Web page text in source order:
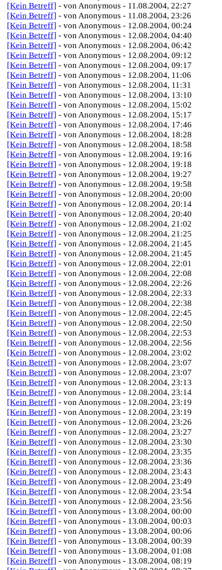
[Kein Betreff] - von Anonymous - 11.08.2004, 22:27
[Kein Betreff] - von Anonymous - 11.08.2004, 23:26
[Kein Betreff] - von Anonymous - 12.08.2004, 00:24
[Kein Betreff] - von Anonymous - 12.08.2004, 04:40
[Kein Betreff] - von Anonymous - 12.08.2004, 06:42
[Kein Betreff] - von Anonymous - 12.08.2004, 09:12
[Kein Betreff] - von Anonymous - 12.08.2004, 09:17
[Kein Betreff] - von Anonymous - 12.08.2004, 11:06
[Kein Betreff] - von Anonymous - 12.08.2004, 11:31
[Kein Betreff] - von Anonymous - 12.08.2004, 13:10
[Kein Betreff] - von Anonymous - 12.08.2004, 15:02
[Kein Betreff] - von Anonymous - 12.08.2004, 15:17
[Kein Betreff] - von Anonymous - 12.08.2004, 17:46
[Kein Betreff] - von Anonymous - 12.08.2004, 18:28
[Kein Betreff] - von Anonymous - 12.08.2004, 18:58
[Kein Betreff] - von Anonymous - 12.08.2004, 19:16
[Kein Betreff] - von Anonymous - 12.08.2004, 19:18
[Kein Betreff] - von Anonymous - 12.08.2004, 19:27
[Kein Betreff] - von Anonymous - 12.08.2004, 19:58
[Kein Betreff] - von Anonymous - 12.08.2004, 20:00
[Kein Betreff] - von Anonymous - 12.08.2004, 20:14
[Kein Betreff] - von Anonymous - 12.08.2004, 20:40
[Kein Betreff] - von Anonymous - 12.08.2004, 21:02
[Kein Betreff] - von Anonymous - 12.08.2004, 21:25
[Kein Betreff] - von Anonymous - 12.08.2004, 21:45
[Kein Betreff] - von Anonymous - 12.08.2004, 21:45
[Kein Betreff] - von Anonymous - 12.08.2004, 22:01
[Kein Betreff] - von Anonymous - 12.08.2004, 22:08
[Kein Betreff] - von Anonymous - 12.08.2004, 22:26
[Kein Betreff] - von Anonymous - 12.08.2004, 22:33
[Kein Betreff] - von Anonymous - 12.08.2004, 22:38
[Kein Betreff] - von Anonymous - 12.08.2004, 22:45
[Kein Betreff] - von Anonymous - 12.08.2004, 22:50
[Kein Betreff] - von Anonymous - 12.08.2004, 22:53
[Kein Betreff] - von Anonymous - 12.08.2004, 22:56
[Kein Betreff] - von Anonymous - 12.08.2004, 23:02
[Kein Betreff] - von Anonymous - 12.08.2004, 23:07
[Kein Betreff] - von Anonymous - 12.08.2004, 23:07
[Kein Betreff] - von Anonymous - 12.08.2004, 23:13
[Kein Betreff] - von Anonymous - 12.08.2004, 23:14
[Kein Betreff] - von Anonymous - 12.08.2004, 23:19
[Kein Betreff] - von Anonymous - 12.08.2004, 23:19
[Kein Betreff] - von Anonymous - 12.08.2004, 23:26
[Kein Betreff] - von Anonymous - 12.08.2004, 23:27
[Kein Betreff] - von Anonymous - 12.08.2004, 23:30
[Kein Betreff] - von Anonymous - 12.08.2004, 23:35
[Kein Betreff] - von Anonymous - 12.08.2004, 23:36
[Kein Betreff] - von Anonymous - 12.08.2004, 23:43
[Kein Betreff] - von Anonymous - 12.08.2004, 23:49
[Kein Betreff] - von Anonymous - 12.08.2004, 23:54
[Kein Betreff] - von Anonymous - 12.08.2004, 23:56
[Kein Betreff] - von Anonymous - 13.08.2004, 00:00
[Kein Betreff] - von Anonymous - 13.08.2004, 00:03
[Kein Betreff] - von Anonymous - 13.08.2004, 00:06
[Kein Betreff] - von Anonymous - 13.08.2004, 00:39
[Kein Betreff] - von Anonymous - 13.08.2004, 01:08
[Kein Betreff] - von Anonymous - 13.08.2004, 08:19